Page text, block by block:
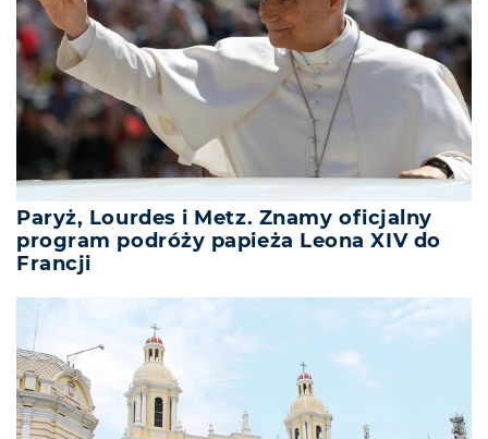
Paryż, Lourdes i Metz. Znamy oficjalny
program podróży papieża Leona XIV do
Francji